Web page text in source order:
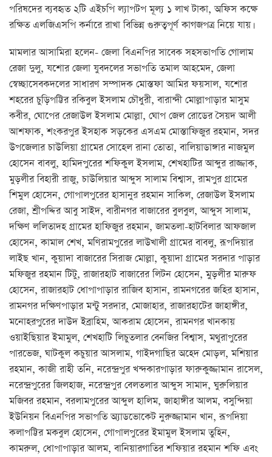
পরিষদের ব্যবহৃত ২টি এইচপি ল্যাপটপ মূল্য ১ লাখ টাকা, অফিস কক্ষে
রক্ষিত এলজিএসপি কর্নারে রাখা বিভিন্ন গুরুত্বপূর্ণ কাগজপত্র নিয়ে যায়।
মামলার আসামিরা হলেন- জেলা বিএনপির সাবেক সহসভাপতি গোলাম
রেজা দুলু, যশোর জেলা যুবদলের সভাপতি তমাল আহমেদ, জেলা
স্বেচ্ছাসেবকদলের সাধারণ সম্পাদক মোস্তফা আমির ফয়সাল, যশোর
শহরের চুড়িপট্টির রকিবুল ইসলাম চৌধুরী, বারান্দী মোল্লাপাড়ার মাসুম
কবীর, ঘোপের রেজাউল ইসলাম মোল্লা, ঘোপ জেল রোডের সৈয়দ আলী
আশফাক, শংকরপুর ইসহাক সড়কের এসএম মোস্তাফিজুর রহমান, সদর
উপজেলার চাউলিয়া গ্রামের সোহেল রানা তোতা, বালিয়াডাঙ্গার নাজমুল
হোসেন বাবলু, হামিদপুরের শফিকুল ইসলাম, শেখহাটির আব্দুর রাজ্জাক,
মুড়লীর বিহারী রাজু, চাউলিয়ার আব্দুস সালাম বিশ্বাস, রামপুর গ্রামের
শিমুল হোসেন, গোপালপুরের হাসানুর রহমান সাকিল, রেজাউল ইসলাম
রেজা, শ্রীপদ্দির আবু সাইদ, বারীনগর বাজারের বুলবুল, আব্দুস সালাম,
দক্ষিণ ললিতাদহ গ্রামের হাফিজুর রহমান, জামতলা-হাটবিলার আফজাল
হোসেন, কামাল শেখ, মণিরামপুরের লাউখালী গ্রামের বাবলু, রূপদিয়ার
লাইছ খান, কুয়াদা বাজারের সিরাজ মোল্লা, কুয়াদা গ্রামের সরদার পাড়ার
মফিজুর রহমান টিটু, রাজারহাট বাজারের লিটন হোসেন, মুড়লীর মারুফ
হোসেন, রাজারহাট ধোপাপাড়ার রাজিব হাসান, রামনগরের জহির হাসান,
রামনগর দক্ষিণপাড়ার মন্টু সরদার, মোজাহার, রাজারহাটের জাহাঙ্গীর,
মনোহরপুরের দাউদ ইব্রাহিম, আকরাম হোসেন, রামনগর খানকায়
ওয়াইছিয়ার ইমামুল, শেখহাটি লিচুতলার বেনজির বিশ্বাস, মথুরাপুরের
পারভেজ, ঘাটকুল কচুয়ার আসলাম, গাইদগাছির অহেদ মোড়ল, মশিয়ার
রহমান, কাজী রাহী তনি, নরেন্দ্রপুর খন্দকারপাড়ার ফারুকুজ্জামান রাসেল,
নরেন্দ্রপুরের জিলহাজ, নরেন্দ্রপুর বেলতলার আব্দুস সামাদ, ঘুরুলিয়ার
মজিবর রহমান, বরলামপুরের আব্দুল হালিম, জাহাঙ্গীর আলম, বসুন্দিয়া
ইউনিয়ন বিএনপির সভাপতি অ্যাডভোকেট নুরুজ্জামান খান, রূপদিয়া
কলাপট্টির মকবুল হোসেন, গোপালপুরের ইমামুল ইসলাম তুহিন,
কামরুল, ধোপাপাড়ার আলম, বানিয়ারগাতির শফিয়ার রহমান শফি এবং